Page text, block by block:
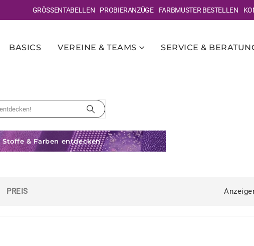
GRÖSSENTABELLEN PROBIERANZÜGE FARBMUSTER BESTELLEN
BASICS VEREINE & TEAMS SERVICE &
Stoffe & Farben entdecken
PREIS